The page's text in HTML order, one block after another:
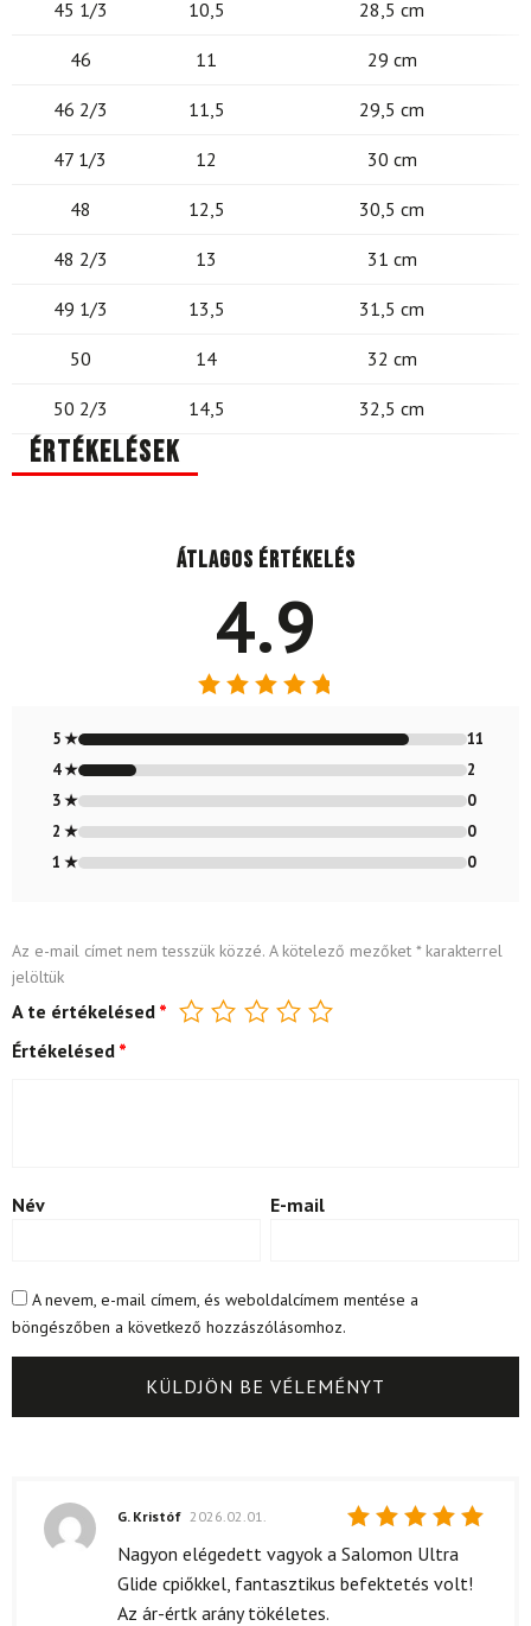
45 1/3 10,5 28,5 cm
46 11 29 cm
46 2/3 11,5 29,5 cm
47 1/3 12 30 cm
48 12,5 30,5 cm
48 2/3 13 31 cm
49 1/3 13,5 31,5 cm
50 14 32 cm
50 2/3 14,5 32,5 cm
Értékelések
Átlagos értékelés
4.9
4.85/ 5
5 ★
11
4 ★
2
3 ★
0
2 ★
0
1 ★
0
Az e-mail címet nem tesszük közzé. A kötelező mezőket *karakterrel
jelöltük
A te értékelésed *
Értékelésed *
Név E-mail
A nevem, e-mail címem, és weboldalcímem mentése a
böngészőben a következő hozzászólásomhoz.
Értékelés:
G. Kristóf 2026.02.01.
Nagyon elégedett vagyok a Salomon Ultra
Glide cpiőkkel, fantasztikus befektetés volt!
Az ár-értk arány tökéletes.